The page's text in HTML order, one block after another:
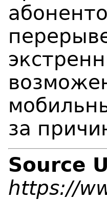
за
Source
https://